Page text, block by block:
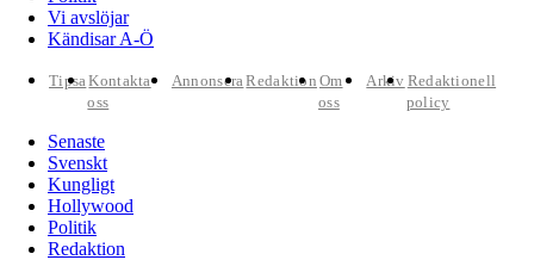
Vi avslöjar
Kändisar A-Ö
TipsaKontakta
oss
AnnonseraRedaktion Om
oss
Arkiv Redaktionell
policy
Senaste
Svenskt
Kungligt
Hollywood
Politik
Redaktion